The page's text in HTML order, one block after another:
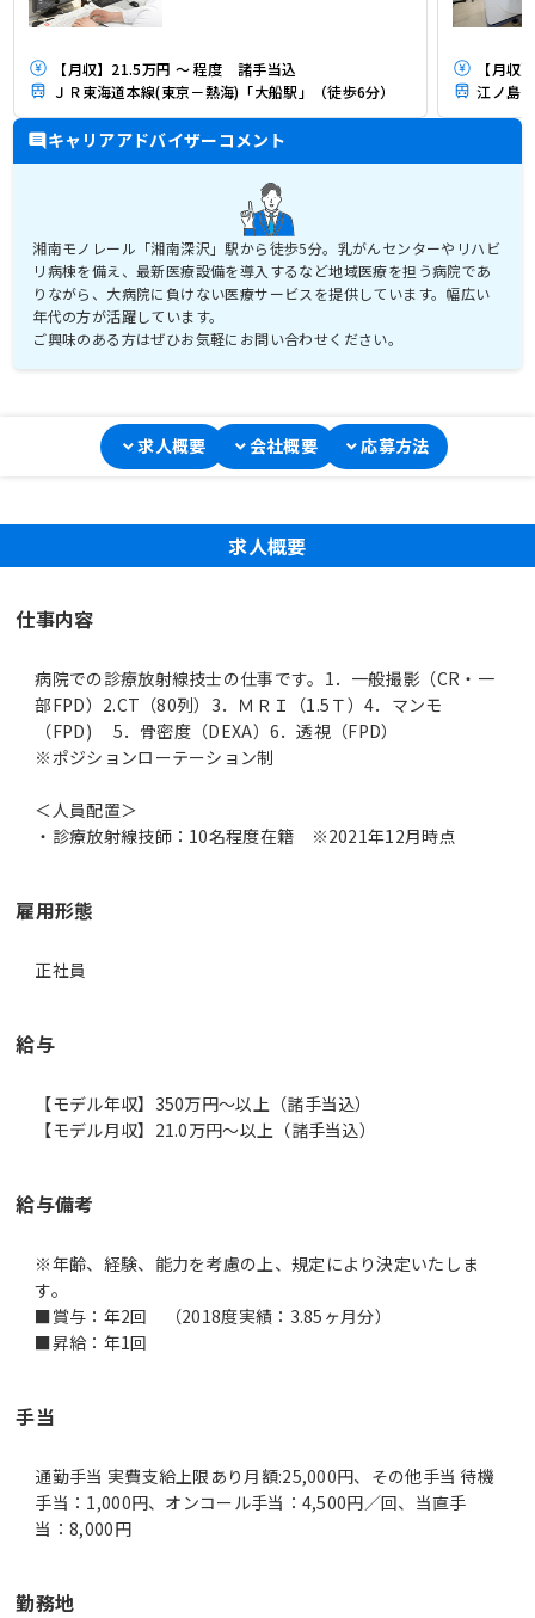
【月収】21.5万円 ～ 程度 諸手当込
ＪＲ東海道本線(東京－熱海)「大船駅」（徒歩6分）
【月収
江ノ島
キャリアアドバイザーコメント
湘南モノレール「湘南深沢」駅から徒歩5分。乳がんセンターやリハビ
リ病棟を備え、最新医療設備を導入するなど地域医療を担う病院であ
りながら、大病院に負けない医療サービスを提供しています。幅広い
年代の方が活躍しています。
ご興味のある方はぜひお気軽にお問い合わせください。
求人概要 会社概要 応募方法
求人概要
仕事内容
病院での診療放射線技士の仕事です。1．一般撮影（CR・一
部FPD）2.CT（80列）3．ＭＲＩ（1.5Ｔ）4．マンモ
（FPD) 5．骨密度（DEXA）6．透視（FPD）
※ポジションローテーション制
＜人員配置＞
・診療放射線技師：10名程度在籍 ※2021年12月時点
雇用形態
正社員
給与
【モデル年収】350万円〜以上（諸手当込）
【モデル月収】21.0万円〜以上（諸手当込）
給与備考
※年齢、経験、能力を考慮の上、規定により決定いたしま
す。
■賞与：年2回 （2018度実績：3.85ヶ月分）
■昇給：年1回
手当
通勤手当 実費支給上限あり月額:25,000円、その他手当 待機
手当：1,000円、オンコール手当：4,500円／回、当直手
当：8,000円
勤務地